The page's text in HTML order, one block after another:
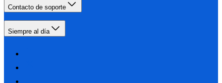
Contacto de soporte
Siempre al día